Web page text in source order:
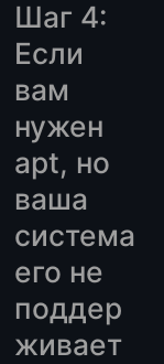
Шаг 4:
Если
вам
нужен
apt, но
ваша
система
его не
поддер
живает